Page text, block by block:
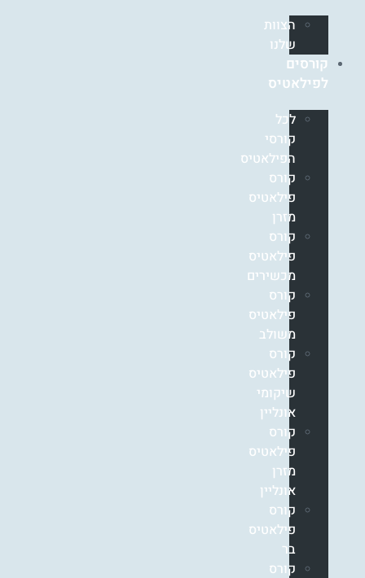
הצוות
שלנו
קורסים
לפילאטיס
לכל
קורסי
הפילאטיס
קורס
פילאטיס
מזרן
קורס
פילאטיס
מכשירים
קורס
פילאטיס
משולב
קורס
פילאטיס
שיקומי
אונליין
קורס
פילאטיס
מזרן
אונליין
קורס
פילאטיס
בר
קורס